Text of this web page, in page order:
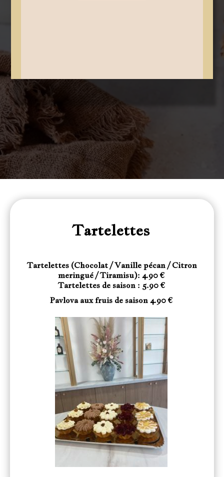
Tartelettes
Tartelettes (Chocolat / Vanille pécan / Citron
meringué / Tiramisu): 4.90 €
Tartelettes de saison : 5.90 €
Pavlova aux fruis de saison 4.90 €